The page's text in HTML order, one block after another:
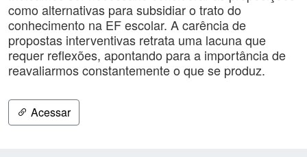
como alternativas para subsidiar o trato do
conhecimento na EF escolar. A carência de
propostas interventivas retrata uma lacuna que
requer reflexões, apontando para a importância de
reavaliarmos constantemente o que se produz.
Acessar